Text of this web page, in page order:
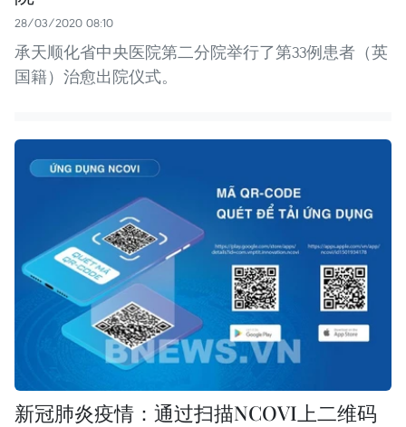
28/03/2020 08:10
承天顺化省中央医院第二分院举行了第33例患者（英
国籍）治愈出院仪式。
新冠肺炎疫情：通过扫描NCOVI上二维码